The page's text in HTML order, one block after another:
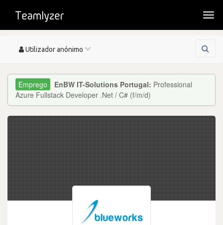
Toggle
Utilizador anónimo
EnBW IT-Solutions Portugal: Professional
Azure Fullstack Developer .Net / C# (f/m/d)